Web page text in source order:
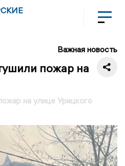
Важная новость
пожар на
на улице Урицкого